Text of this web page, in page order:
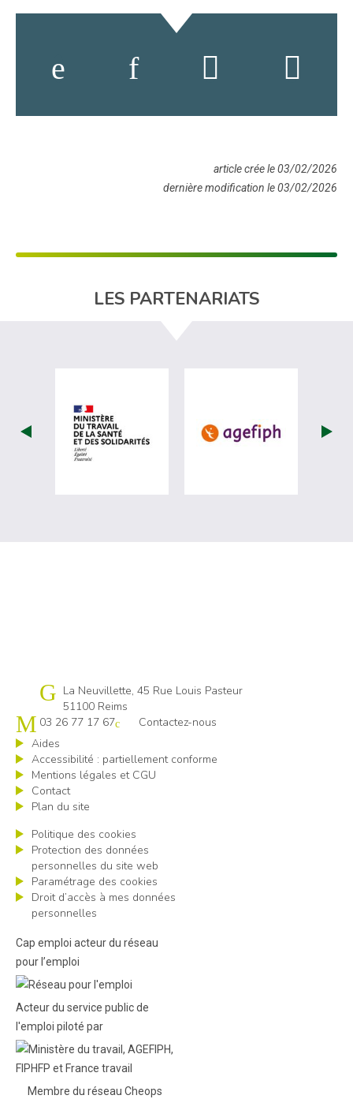
article crée le 03/02/2026
dernière modification le 03/02/2026
LES PARTENARIATS
visiter les site de Ministère du travail
visiter les
Cap emploi 51
La Neuvillette, 45 Rue Louis Pasteur
51100 Reims
03 26 77 17 67
Contactez-nous
Aides
Accessibilité : partiellement conforme
Mentions légales et CGU
Contact
Plan du site
Politique des cookies
Protection des données
personnelles du site web
Paramétrage des cookies
Droit d’accès à mes données
personnelles
Cap emploi acteur du réseau
pour l’emploi
Acteur du service public de
l'emploi piloté par
Membre du réseau Cheops